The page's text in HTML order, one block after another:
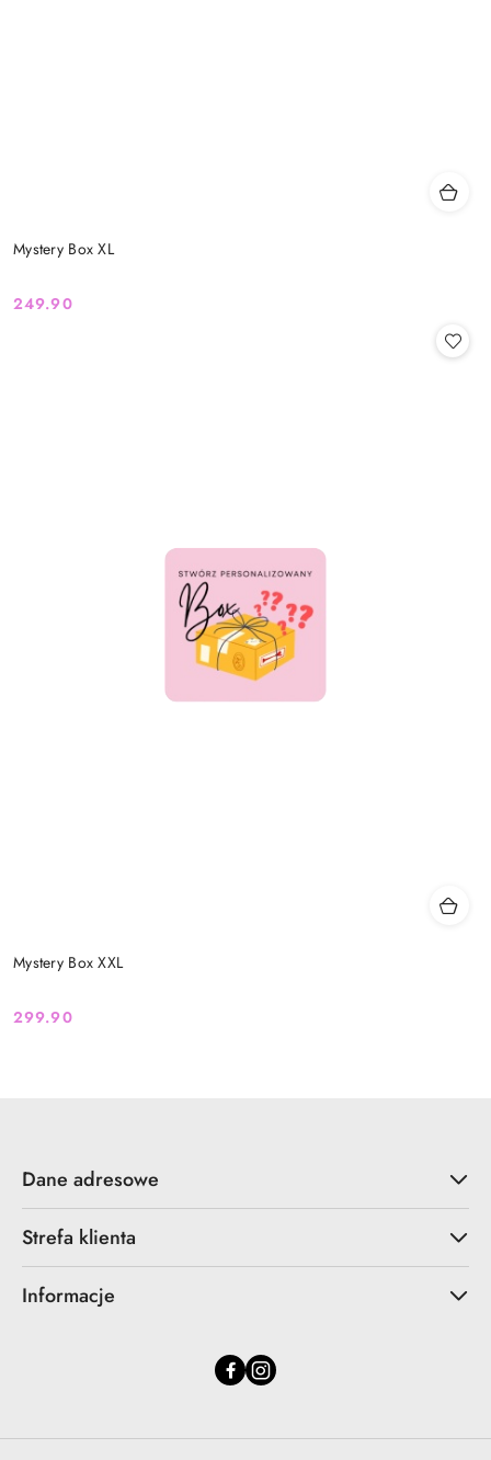
Mystery Box XL
Cena:
249.90
Mystery Box XXL
Cena:
299.90
Dane adresowe
Strefa klienta
Informacje